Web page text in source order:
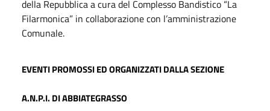
della Repubblica a cura del Complesso Bandistico “La
Filarmonica” in collaborazione con l’amministrazione
Comunale.
EVENTI PROMOSSI ED ORGANIZZATI DALLA SEZIONE
A.N.P.I. DI ABBIATEGRASSO